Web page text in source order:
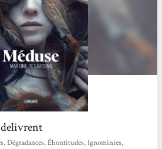
delivrent
Dégradances, Éhontitudes, Ignominies,